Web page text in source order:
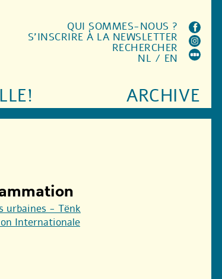
ARCHIVE
QUI SOMMES-NOUS ?
S'INSCRIRE À LA NEWSLETTER
RECHERCHER
NL / EN
urbaines - Tënk
Internationale